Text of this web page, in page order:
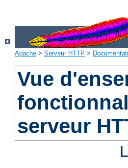
Apache > Serveur HTTP >
Vue
serveur